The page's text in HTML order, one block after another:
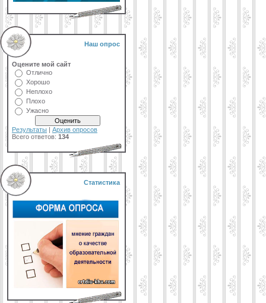
Наш опрос
Оцените мой сайт
Отлично
Хорошо
Неплохо
Плохо
Ужасно
Результаты | Архив опросов
Всего ответов: 134
Статистика